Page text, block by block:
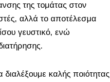
της τομάτας στον
αλλά το αποτέλεσμα
γευστικό, ενώ
καλής ποιότητας